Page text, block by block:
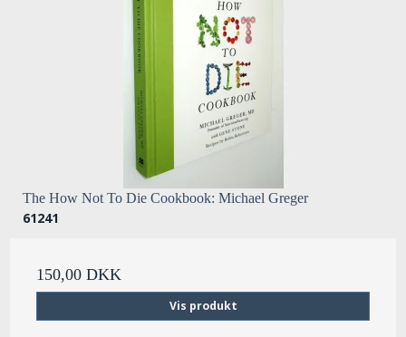
The How Not To Die Cookbook: Michael Greger
61241
150,00 DKK
Vis produkt